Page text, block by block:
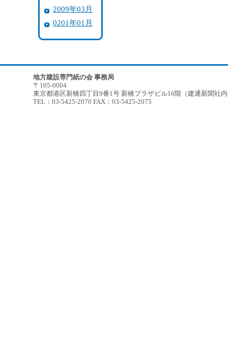
2009年03月
0201年01月
地方建設専門紙の会 事務局
〒105-0004
東京都港区新橋四丁目9番1号 新橋プラザビル16階（建通新聞社
TEL：03-5425-2070 FAX：03-5425-2075